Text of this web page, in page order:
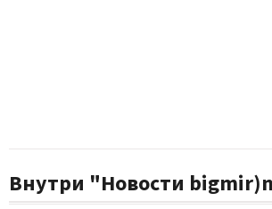
Внутри "Новости